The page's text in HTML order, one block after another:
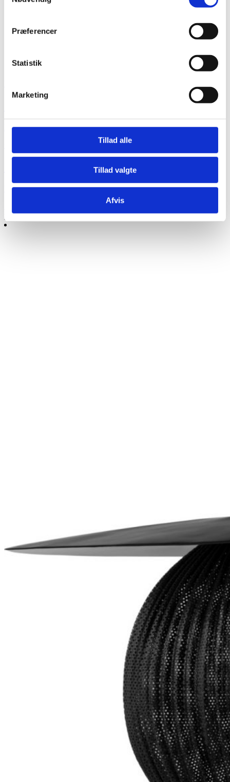
Præferencer
Statistik
Marketing
Tillad alle
Tillad valgte
Afvis
Fra6.299,00kr.
Fra6.299,00kr.
Dette vare har flere varianter. Mulighederne kan vælges
på varesiden